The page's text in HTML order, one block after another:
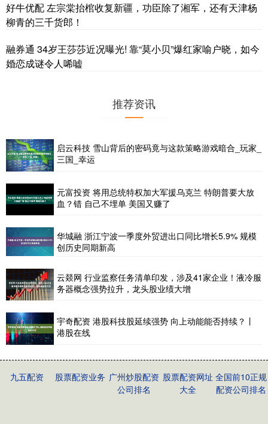
好牛优配 左宗棠抬棺收复新疆，功臣除了湘军，还有天津杨
柳青的三千货郎！
融券通 34岁王莎莎近况曝光! 靠“莫小贝”爆红家喻户晓，如今
婚恋成谜令人唏嘘
推荐资讯
启云科技 雪山背后的密码竟与这款策略游戏暗合_玩家_
三国_幸运
元富投资 将用总统特权加大军援乌克兰 特朗普要大放
血？错 自己不埋单 美国又赚了
华城融 浙江宁波一季度外贸进出口同比增长5.9% 规模
创历史同期新高
云燚网 行业监察任务清单印发，涉及41家企业！液冷服
务器概念强势拉升，龙头股业绩大增
宇奇配资 港股科技股延续强势 向上动能能否持续？丨
港股在线
九五配资 股票配资业务 广州炒股配资
公司排名
股票配资网址
大全
全国前10正规
配资公司排名